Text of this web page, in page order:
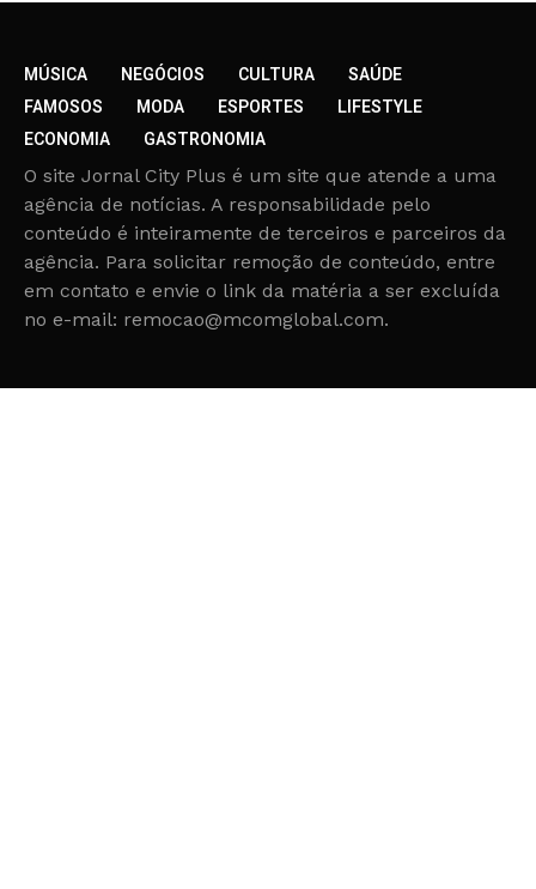
MÚSICA NEGÓCIOS CULTURA
SAÚDE
FAMOSOS
MODA ESPORTES
LIFESTYLE
ECONOMIA
GASTRONOMIA
O site Jornal City Plus é um site que atende a uma
agência de notícias. A responsabilidade pelo
conteúdo é inteiramente de terceiros e parceiros da
agência. Para solicitar remoção de conteúdo, entre
em contato e envie o link da matéria a ser excluída
no e-mail: remocao@mcomglobal.com.